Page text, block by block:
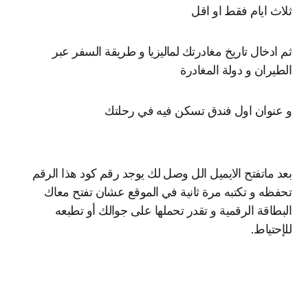
ثلاث ايام فقط او اقل
ثم ادخال تاريخ مغادرتك لماليزيا و طريقة السفر عبر
الطيران و دولة المغادرة
و عنوان اول فندق تسكن فيه في رحلتك
بعد ماتفتح الايميل الل وصل لك يوجد رقم كود هذا الرقم
تحفظه و تكتبه مرة ثانية في الموقع عشان تفتح معاك
البطاقة الرقمية و تقدر تحملها على جوالك أو تطبعه
للإحتياط.